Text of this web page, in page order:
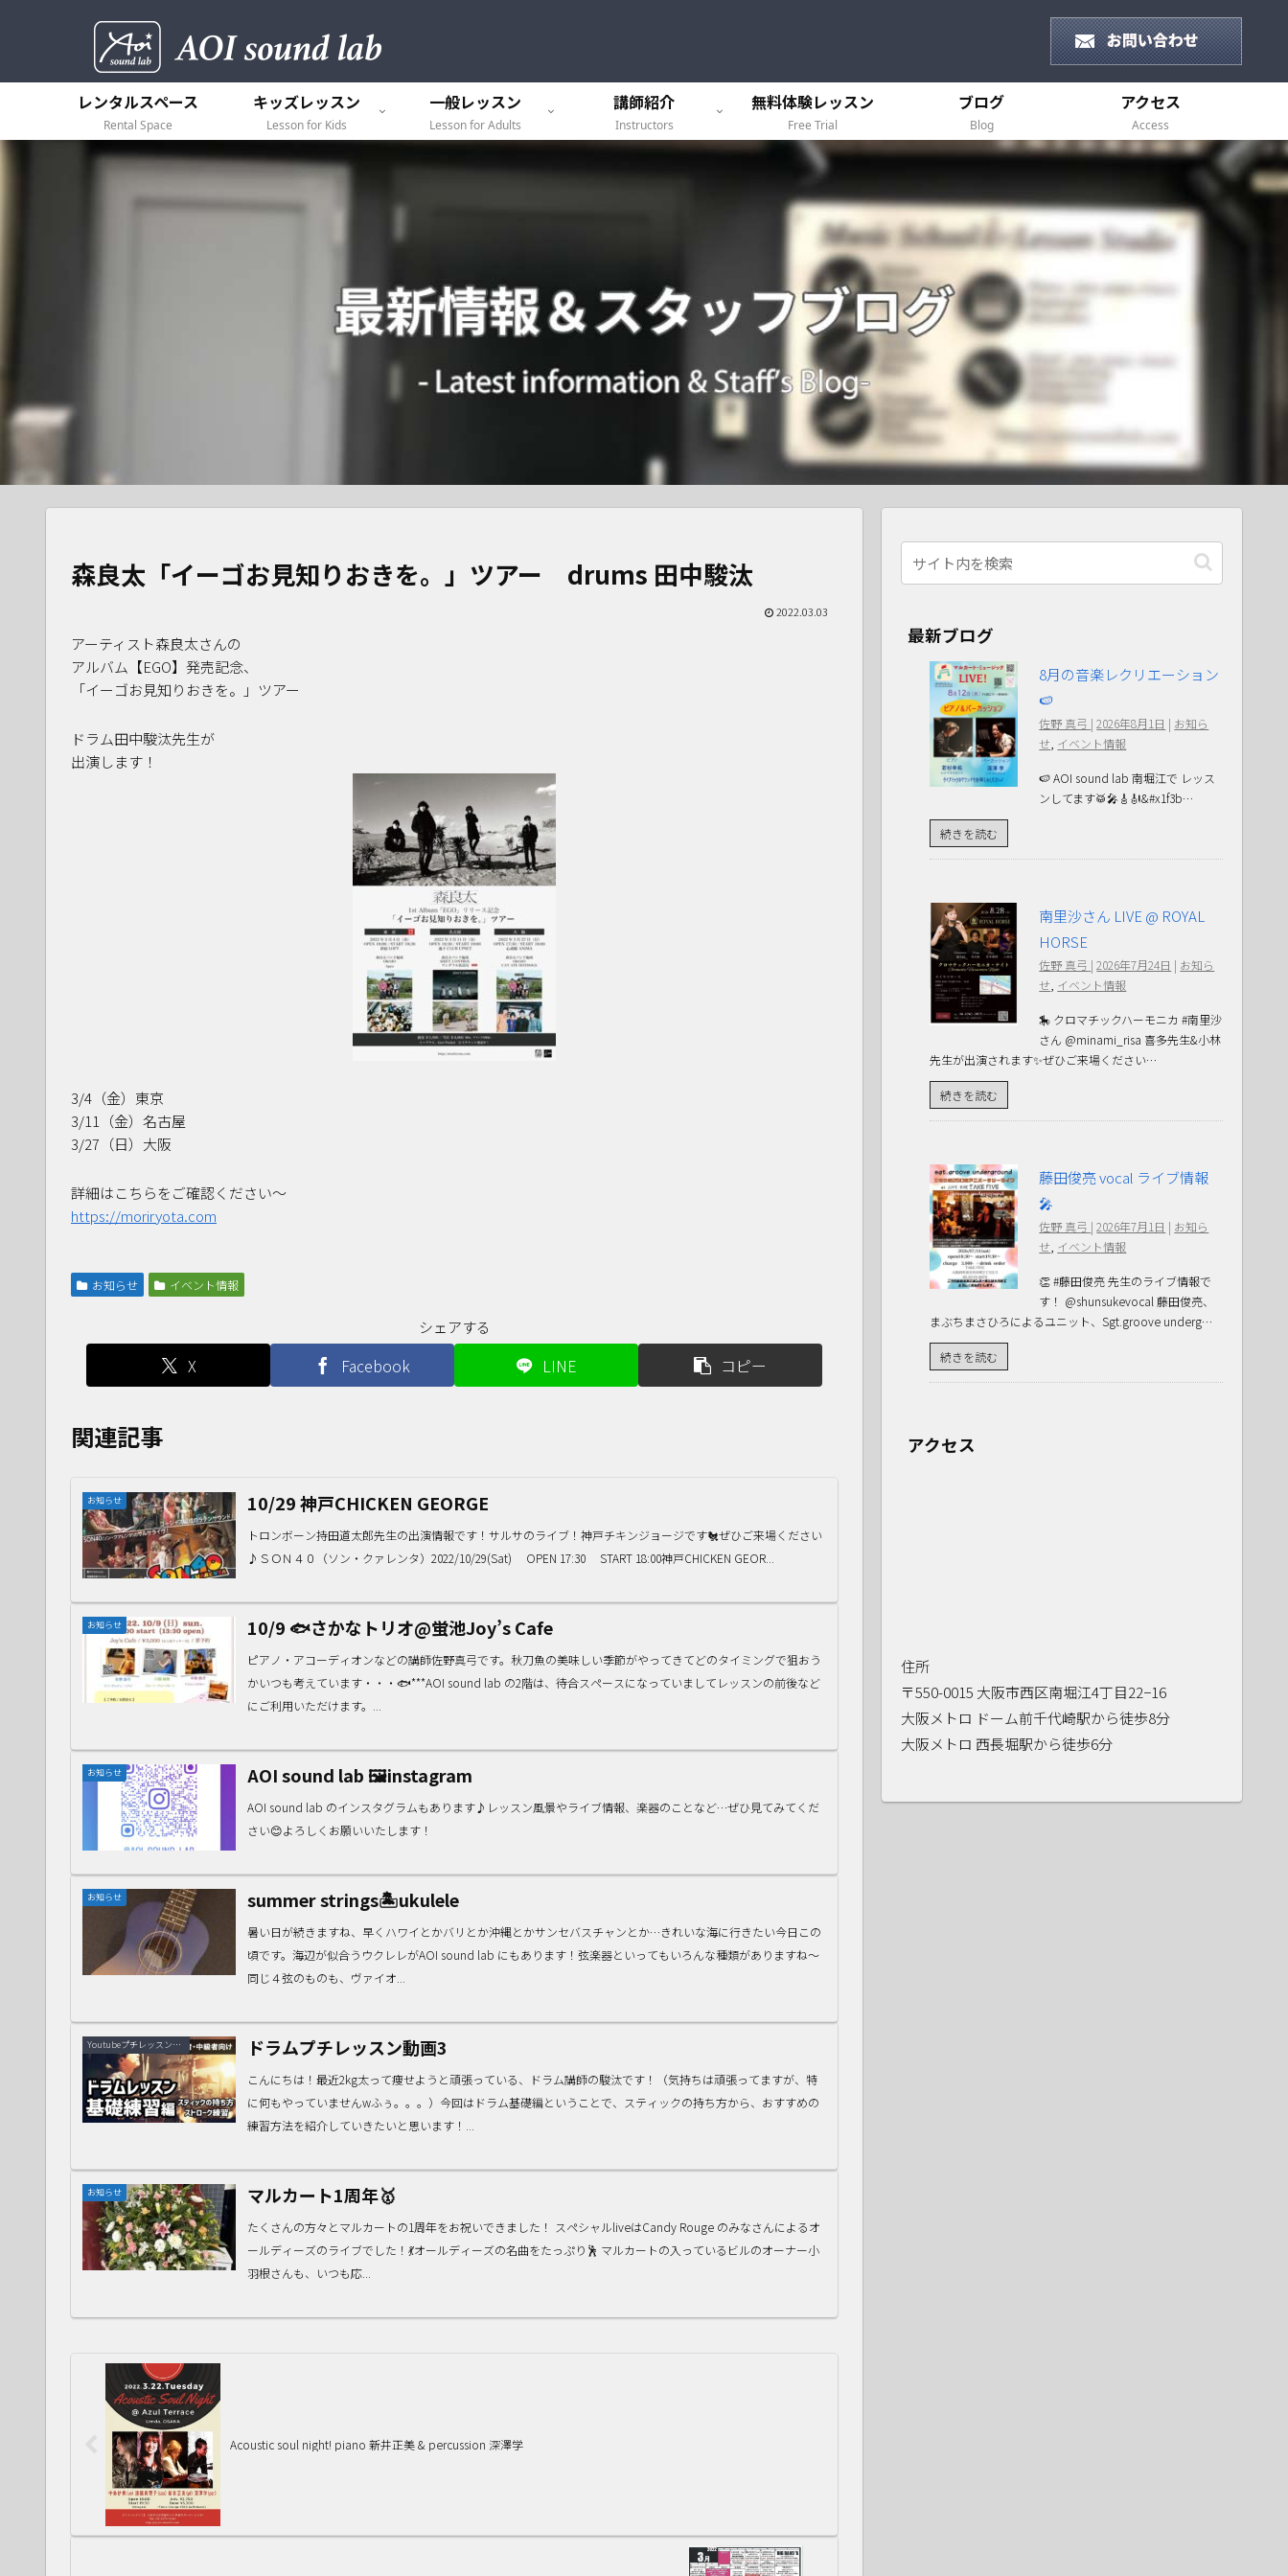
レンタルスペース
Rental Space
キッズレッスン
Lesson for Kids
一般レッスン
Lesson for Adults
講師紹介
Instructors
無料体験レッスン
Free Trial
ブログ
Blog
アクセス
Access
森良太「イーゴお見知りおきを。」ツアー drums 田中駿汰
2022.03.03
アーティスト森良太さんの
アルバム【EGO】発売記念、
「イーゴお見知りおきを。」ツアー
ドラム田中駿汰先生が
出演します！
3/4（金）東京
3/11（金）名古屋
3/27（日）大阪
詳細はこちらをご確認ください〜
https://moriryota.com
お知らせ イベント情報
シェアする
X Facebook LINE コピー
関連記事
お知らせ 10/29 神戸CHICKEN GEORGE
トロンボーン持田道太郎先生の出演情報です！サルサのライブ！神戸チキンジョージです🐔ぜひご来場ください
♪ＳＯＮ４０（ソン・クァレンタ）2022/10/29(Sat) OPEN 17:30 START 18:00神戸CHICKEN GEOR...
お知らせ 10/9 🐟さかなトリオ@蛍池Joy’s Cafe
ピアノ・アコーディオンなどの講師佐野真弓です。秋刀魚の美味しい季節がやってきてどのタイミングで狙おう
かいつも考えています・・・🐟***AOI sound lab の2階は、待合スペースになっていましてレッスンの前後など
にご利用いただけます。...
お知らせ AOI sound lab 🖼instagram
AOI sound lab のインスタグラムもあります♪レッスン風景やライブ情報、楽器のことなど…ぜひ見てみてくだ
さい😊よろしくお願いいたします！
お知らせ summer strings🏝ukulele
暑い日が続きますね、早くハワイとかバリとか沖縄とかサンセバスチャンとか…きれいな海に行きたい今日この
頃です。海辺が似合うウクレレがAOI sound lab にもあります！弦楽器といってもいろんな種類がありますね〜
同じ４弦のものも、ヴァイオ...
Youtubeプチレッスン動画 ドラムプチレッスン動画3
こんにちは！最近2kg太って痩せようと頑張っている、ドラム講師の駿汰です！（気持ちは頑張ってますが、特
に何もやっていませんwふぅ。。。）今回はドラム基礎編ということで、スティックの持ち方から、おすすめの
練習方法を紹介していきたいと思います！...
お知らせ マルカート1周年🥇
たくさんの方々とマルカートの1周年をお祝いできました！ スペシャルliveはCandy Rouge のみなさんによるオ
ールディーズのライブでした！💃オールディーズの名曲をたっぷり🕺 マルカートの入っているビルのオーナー小
羽根さんも、いつも応...
Acoustic soul night! piano 新井正美 & percussion 深澤学
最新ブログ
8月の音楽レクリエーション
🍉
佐野 真弓 | 2026年8月1日 | お知ら
せ イベント情報
🍉 AOI sound lab 南堀江で レッス
ンしてます🥁🎤🎸🎻&#x1f3b…
続きを読む
南里沙さん LIVE @ ROYAL
HORSE
佐野 真弓 | 2026年7月24日 | お知ら
せ イベント情報
🎠 クロマチックハーモニカ #南里沙
さん @minami_risa 喜多先生&小林
先生が出演されます✨ぜひご来場ください…
続きを読む
藤田俊亮 vocal ライブ情報
🎤
佐野 真弓 | 2026年7月1日 | お知ら
せ イベント情報
👏 #藤田俊亮 先生のライブ情報で
す！ @shunsukevocal 藤田俊亮、
まぶちまさひろによるユニット、Sgt.groove underg…
続きを読む
アクセス
住所
〒550-0015 大阪市西区南堀江4丁目22−16
大阪メトロ ドーム前千代崎駅から徒歩8分
大阪メトロ 西長堀駅から徒歩6分